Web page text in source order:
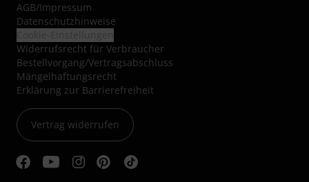
AGB/Impressum
Datenschutzhinweise
Widerrufsrecht für Verbraucher
Bestellvorgang/Vertragsabschluss
Mängelhaftungsrecht
Erklärung zur Barrierefreiheit
Vertrag widerrufen